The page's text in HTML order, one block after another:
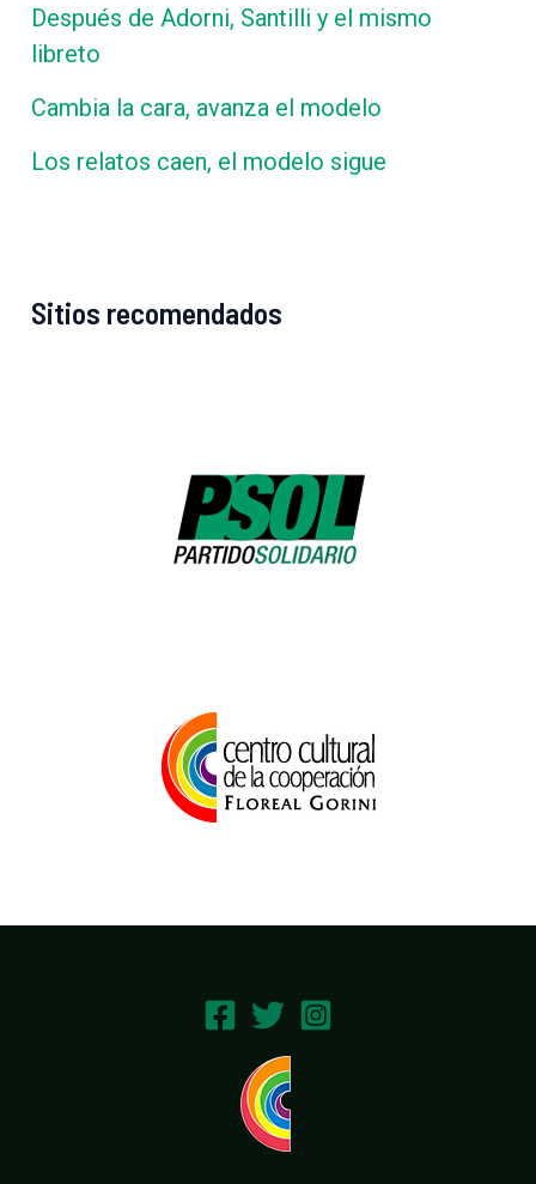
Después de Adorni, Santilli y el mismo
libreto
Cambia la cara, avanza el modelo
Los relatos caen, el modelo sigue
Sitios recomendados